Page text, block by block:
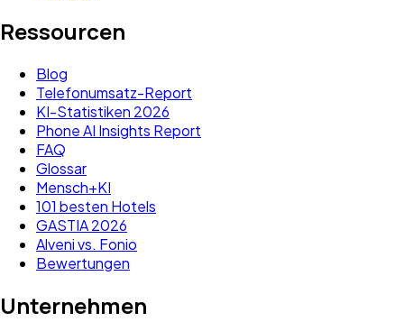
Ressourcen
Blog
Telefonumsatz-Report
KI-Statistiken 2026
Phone AI Insights Report
FAQ
Glossar
Mensch+KI
101 besten Hotels
GASTIA 2026
Alveni vs. Fonio
Bewertungen
Unternehmen